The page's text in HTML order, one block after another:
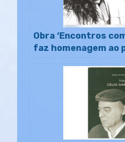
Obra ‘Encontros
faz homenagem ao